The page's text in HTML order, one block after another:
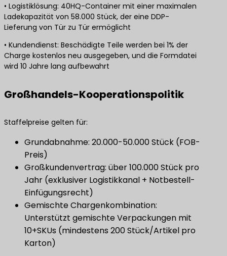
• Logistiklösung: 40HQ-Container mit einer maximalen
Ladekapazität von 58.000 Stück, der eine DDP-
Lieferung von Tür zu Tür ermöglicht
• Kundendienst: Beschädigte Teile werden bei 1% der
Charge kostenlos neu ausgegeben, und die Formdatei
wird 10 Jahre lang aufbewahrt
Großhandels-Kooperationspolitik
Staffelpreise gelten für:
Grundabnahme: 20.000-50.000 Stück (FOB-
Preis)
Großkundenvertrag: über 100.000 Stück pro
Jahr (exklusiver Logistikkanal + Notbestell-
Einfügungsrecht)
Gemischte Chargenkombination:
Unterstützt gemischte Verpackungen mit
10+SKUs (mindestens 200 Stück/Artikel pro
Karton)